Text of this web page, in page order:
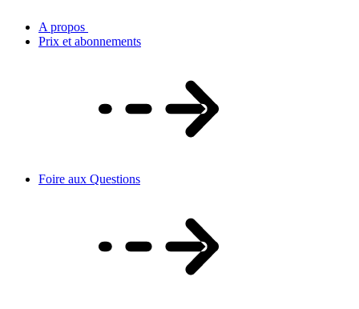
A propos
Prix et abonnements
Foire aux Questions